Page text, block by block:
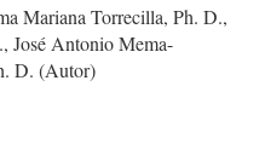
Mariana Torrecilla, Ph. D.,
José Antonio Mema-
D. (Autor)